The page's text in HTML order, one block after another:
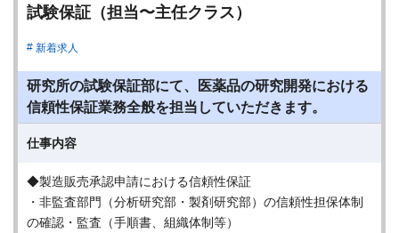
試験保証（担当〜主任クラス）
新着求人
研究所の試験保証部にて、医薬品の研究開発における
信頼性保証業務全般を担当していただきます。
仕事内容
◆製造販売承認申請における信頼性保証
・非監査部門（分析研究部・製剤研究部）の信頼性担保体制
の確認・監査（手順書、組織体制等）